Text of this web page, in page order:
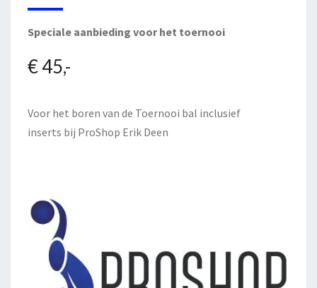
Speciale aanbieding voor het toernooi
€ 45,-
Voor het boren van de Toernooi bal inclusief
inserts bij ProShop Erik Deen